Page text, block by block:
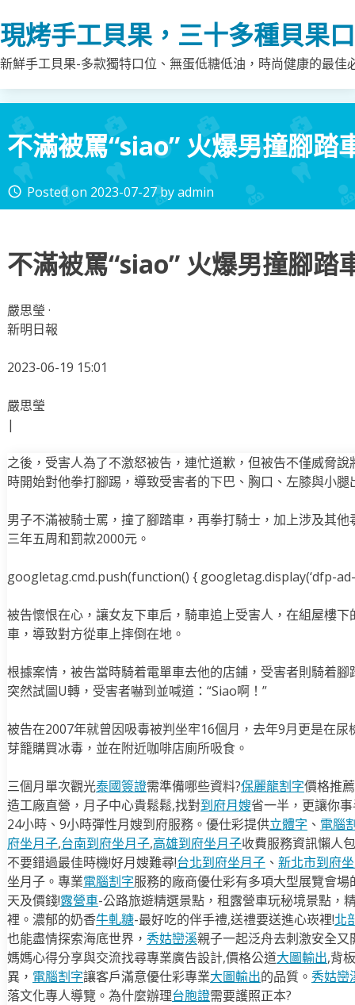
to
content
現烤手工貝果，三十多種貝果
新鮮手工貝果-多款獨特口位、無蛋低糖低油，時尚健康的最
不滿被罵“siao” 火爆男撞腳踏
access_time Posted on 2023-07-27byadmin
不滿被罵“siao” 火爆男撞腳踏
嚴思瑩 ·
新明日報
2023-06-19 15:01
嚴思瑩
|
之後，受害人為了不激怒被告，連忙道歉，但被告不僅威脅
時開始對他拳打腳踢，導致受害者的下巴、胸口、左膝與小
男子不滿被騎士罵，撞了腳踏車，再拳打騎士，加上涉及其
三年五周和罰款2000元。
googletag.cmd.push(function() { googletag.display(‘dfp-ad-
被告懷恨在心，讓女友下車后，騎車追上受害人，在組屋樓
車，導致對方從車上摔倒在地。
根據案情，被告當時騎着電單車去他的店鋪，受害者則騎着
突然試圖U轉，受害者嚇到並喊道：“Siao啊！”
被告在2007年就曾因吸毒被判坐牢16個月，去年9月更是在
芽籠購買冰毒，並在附近咖啡店廁所吸食。
三個月單次觀光泰國簽證需準備哪些資料?保麗龍割字價格推
造工廠直營，月子中心貴鬆鬆,找對到府月嫂省一半，更讓你
24小時、9小時彈性月嫂到府服務。優仕彩提供立體字 、 電腦
府坐月子,台南到府坐月子,高雄到府坐月子收費服務資訊懶人
不要錯過最佳時機!好月嫂難尋!台北到府坐月子、 新北市到府
坐月子。專業電腦割字服務的廠商優仕彩有多項大型展覽會場
天及價錢!露營車-公路旅遊精選景點，租露營車玩秘境景點，
裡。濃郁的奶香牛軋糖-最好吃的伴手禮,送禮要送進心崁裡!北
也能盡情探索海底世界， 秀姑巒溪親子一起泛舟去​刺激安全
媽媽心得分享與交流找尋專業廣告設計,價格公道大圖輸出,背
異， 電腦割字讓客戶滿意優仕彩專業大圖輸出的品質。 秀姑巒
落文化專人導覽。為什麼辦理台胞證需要護照正本?